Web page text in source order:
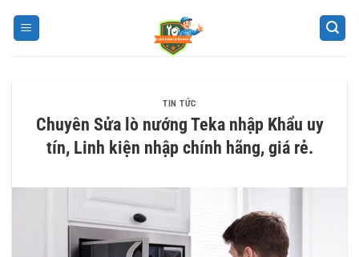
TIN TỨC
Chuyên Sửa lò nướng Teka nhập Khẩu uy
tín, Linh kiện nhập chính hãng, giá rẻ.